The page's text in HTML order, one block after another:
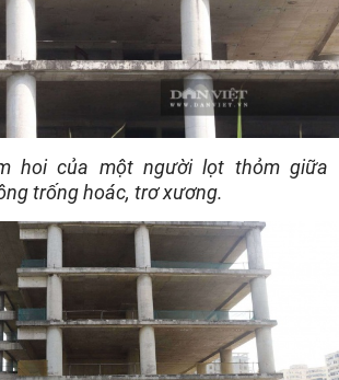
hoi của một người lọt thỏm giữa
trống hoác, trơ xương.